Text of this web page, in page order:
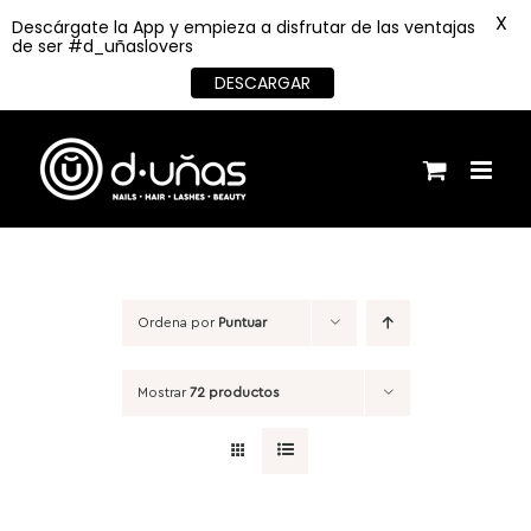
contenido
Ordena por Puntuar
Mostrar72 productos
Descárgate la App y empieza a disfrutar de las ventajas
de ser #d_uñaslovers
DESCARGAR
X